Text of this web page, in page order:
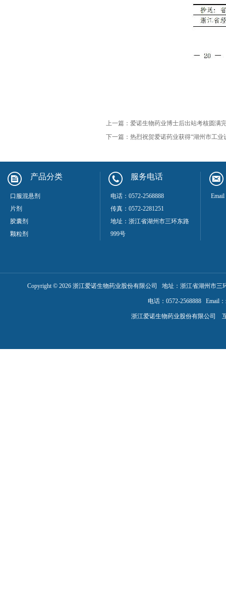
上一篇： 爱诺生物药业博士后出站考核圆满
下一篇： 热烈祝贺爱诺药业获得“湖州市工业
产品分类
口服混悬剂
片剂
胶囊剂
颗粒剂
服务电话
电话：0572-2568888
传真：0572-2281251
地址：浙江省湖州市三环东路
999号
Copyright ©2026浙江爱诺生物药业股份有限公司 地址：浙江省湖州市
电话：0572-2568888 Email
浙江爱诺生物药业股份有限公司